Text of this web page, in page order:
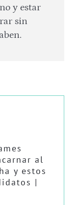
y estar
sin
al
y estos
|